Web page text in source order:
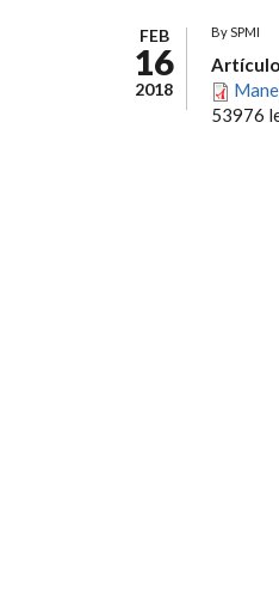
FEB
16
2018
BySPMI
53976